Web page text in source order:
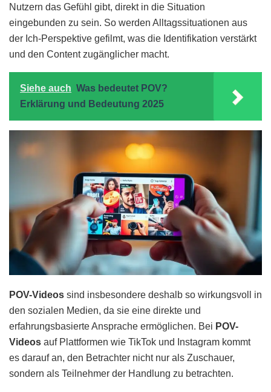
Nutzern das Gefühl gibt, direkt in die Situation
eingebunden zu sein. So werden Alltagssituationen aus
der Ich-Perspektive gefilmt, was die Identifikation verstärkt
und den Content zugänglicher macht.
Siehe auch Was bedeutet POV?
Erklärung und Bedeutung 2025
POV-Videos sind insbesondere deshalb so wirkungsvoll in
den sozialen Medien, da sie eine direkte und
erfahrungsbasierte Ansprache ermöglichen. Bei POV-
Videos auf Plattformen wie TikTok und Instagram kommt
es darauf an, den Betrachter nicht nur als Zuschauer,
sondern als Teilnehmer der Handlung zu betrachten.